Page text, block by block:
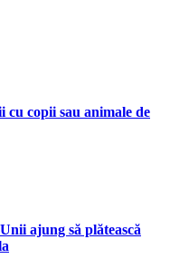
copii sau animale de
ajung să plătească